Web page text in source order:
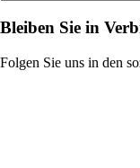
Bleiben Sie in
Folgen Sie uns in den